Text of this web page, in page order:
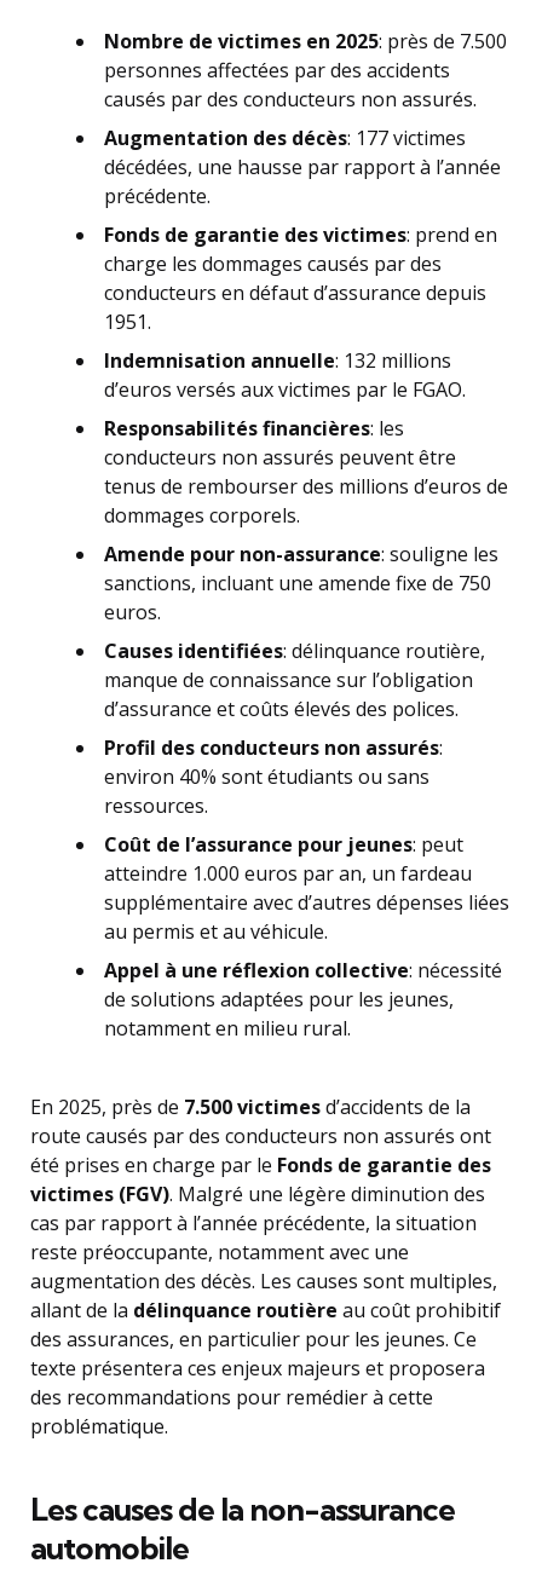
Nombre de victimes en 2025: près de 7.500
personnes affectées par des accidents
causés par des conducteurs non assurés.
Augmentation des décès: 177 victimes
décédées, une hausse par rapport à l’année
précédente.
Fonds de garantie des victimes: prend en
charge les dommages causés par des
conducteurs en défaut d’assurance depuis
1951.
Indemnisation annuelle: 132 millions
d’euros versés aux victimes par le FGAO.
Responsabilités financières: les
conducteurs non assurés peuvent être
tenus de rembourser des millions d’euros de
dommages corporels.
Amende pour non-assurance: souligne les
sanctions, incluant une amende fixe de 750
euros.
Causes identifiées: délinquance routière,
manque de connaissance sur l’obligation
d’assurance et coûts élevés des polices.
Profil des conducteurs non assurés:
environ 40% sont étudiants ou sans
ressources.
Coût de l’assurance pour jeunes: peut
atteindre 1.000 euros par an, un fardeau
supplémentaire avec d’autres dépenses liées
au permis et au véhicule.
Appel à une réflexion collective: nécessité
de solutions adaptées pour les jeunes,
notamment en milieu rural.
En 2025, près de 7.500 victimesd’accidents de la
route causés par des conducteurs non assurés ont
été prises en charge par le Fonds de garantie des
victimes (FGV). Malgré une légère diminution des
cas par rapport à l’année précédente, la situation
reste préoccupante, notamment avec une
augmentation des décès. Les causes sont multiples,
allant de la délinquance routière au coût prohibitif
des assurances, en particulier pour les jeunes. Ce
texte présentera ces enjeux majeurs et proposera
des recommandations pour remédier à cette
problématique.
Les causes de la non-assurance
automobile